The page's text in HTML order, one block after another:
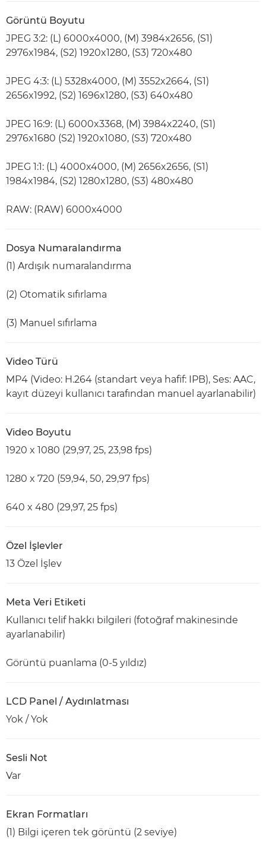
Görüntü Boyutu
JPEG 3:2: (L) 6000x4000, (M) 3984x2656, (S1)
2976x1984, (S2) 1920x1280, (S3) 720x480
JPEG 4:3: (L) 5328x4000, (M) 3552x2664, (S1)
2656x1992, (S2) 1696x1280, (S3) 640x480
JPEG 16:9: (L) 6000x3368, (M) 3984x2240, (S1)
2976x1680 (S2) 1920x1080, (S3) 720x480
JPEG 1:1: (L) 4000x4000, (M) 2656x2656, (S1)
1984x1984, (S2) 1280x1280, (S3) 480x480
RAW: (RAW) 6000x4000
Dosya Numaralandırma
(1) Ardışık numaralandırma
(2) Otomatik sıfırlama
(3) Manuel sıfırlama
Video Türü
MP4 (Video: H.264 (standart veya hafif: IPB), Ses: AAC,
kayıt düzeyi kullanıcı tarafından manuel ayarlanabilir)
Video Boyutu
1920 x 1080 (29,97, 25, 23,98 fps)
1280 x 720 (59,94, 50, 29,97 fps)
640 x 480 (29,97, 25 fps)
Özel İşlevler
13 Özel İşlev
Meta Veri Etiketi
Kullanıcı telif hakkı bilgileri (fotoğraf makinesinde
ayarlanabilir)
Görüntü puanlama (0-5 yıldız)
LCD Panel / Aydınlatması
Yok / Yok
Sesli Not
Var
Ekran Formatları
(1) Bilgi içeren tek görüntü (2 seviye)